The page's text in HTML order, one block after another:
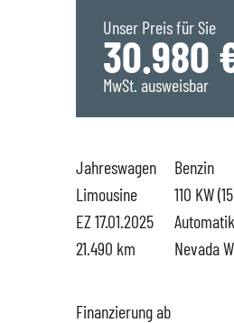
Saarwellingen
St. Wendel
Hüttigweiler
Marken
Übersicht
SEAT
CUPRA
Service
Gewerbekunden
Probefahrt
Unser Preis für Sie
30.980
MwSt. ausweisbar
Jahreswagen
Limousine
EZ 17.01.2025
21.490 km
Benzin
110 KW
Automatik
Nevada
Finanzierung ab